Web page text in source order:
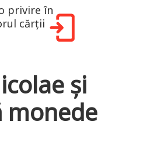
privire în
cărții
și
monede